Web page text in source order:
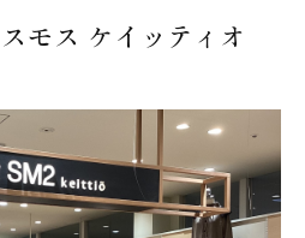
モス ケイッティオ